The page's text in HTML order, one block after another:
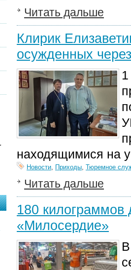
Читать дальше
Клирик
осужденных
находящимися на
Новости, Приходы, Тюремное
Читать дальше
180
«Милосердие»